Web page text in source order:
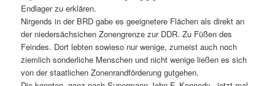
Endlager zu erklären.
Nirgends in der BRD gabe es geeignetere Flächen als direkt an
der niedersächsichen Zonengrenze zur DDR. Zu Füßen des
Feindes. Dort lebten sowieso nur wenige, zumeist auch noch
ziemlich sonderliche Menschen und nicht wenige ließen es sich
von der staatlichen Zonenrandförderung gutgehen.